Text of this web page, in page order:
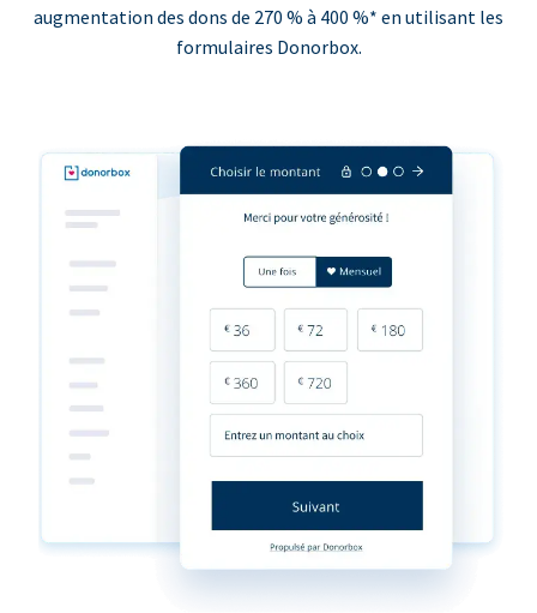
augmentation des dons de 270 % à 400 %* en utilisant les
formulaires Donorbox.